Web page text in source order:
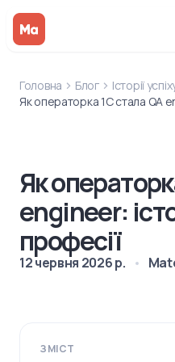
Головна Блог
Історії
Як операторка 1С стала QA
Як
engineer:
професії
12 червня 2026 р.
ЗМІСТ